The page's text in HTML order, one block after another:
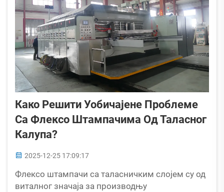
Како Решити Уобичајене Проблеме
Са Флексо Штампачима Од Таласног
Калупа?
2025-12-25 17:09:17
Флексо штампачи са таласничким слојем су од
виталног значаја за производњу